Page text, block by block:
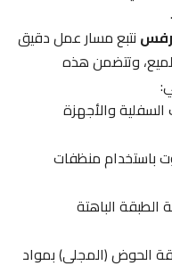
نتبع مسار عمل دقيق
وتتضمن هذه
والأجهزة
منظفات
الباهتة
(المجلى) بمواد